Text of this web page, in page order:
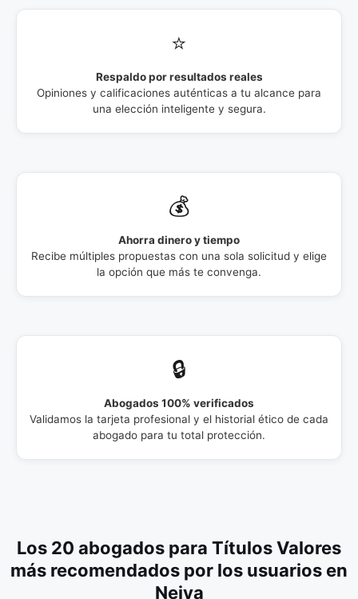
⭐
Respaldo por resultados reales
Opiniones y calificaciones auténticas a tu alcance para
una elección inteligente y segura.
💰
Ahorra dinero y tiempo
Recibe múltiples propuestas con una sola solicitud y elige
la opción que más te convenga.
🔒
Abogados 100% verificados
Validamos la tarjeta profesional y el historial ético de cada
abogado para tu total protección.
Los 20 abogados para Títulos Valores
más recomendados por los usuarios en
Neiva